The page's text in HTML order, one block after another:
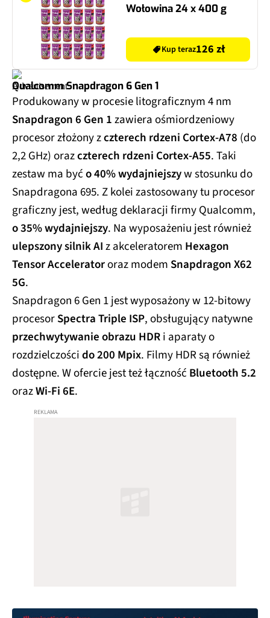
Wołowina 24 x 400 g
Kup teraz126 zł
Qualcomm Snapdragon 6 Gen 1
Produkowany w procesie litograficznym 4 nm
Snapdragon 6 Gen 1zawiera ośmiordzeniowy
procesor złożony zczterech rdzeni Cortex-A78 (do
2,2 GHz) orazczterech rdzeni Cortex-A55. Taki
zestaw ma byćo 40% wydajniejszyw stosunku do
Snapdragona 695. Z kolei zastosowany tu procesor
graficzny jest, według deklaracji firmy Qualcomm,
o 35% wydajniejszy. Na wyposażeniu jest również
ulepszony silnik AIz akceleratorem Hexagon
Tensor Acceleratororaz modem Snapdragon X62
5G.
Snapdragon 6 Gen 1 jest wyposażony w 12-bitowy
procesorSpectra Triple ISP, obsługujący natywne
przechwytywanie obrazu HDRi aparaty o
rozdzielczoścido 200 Mpix. Filmy HDR są również
dostępne. W ofercie jest też łączność Bluetooth 5.2
orazWi-Fi 6E.